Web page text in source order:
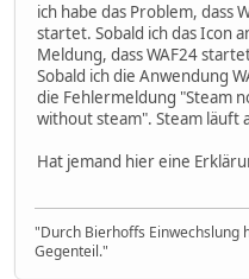
ich habe das Problem, dass
startet. Sobald ich das Icon
Meldung, dass WAF24
Sobald ich die Anwendung
die Fehlermeldung "Steam
without steam". Steam läuft
Hat jemand hier eine
"Durch Bierhoffs Einwechslung
Gegenteil."